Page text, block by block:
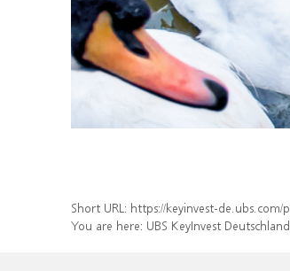
Short URL: https://keyinvest-
You are here: UBS KeyInvest Deutschland